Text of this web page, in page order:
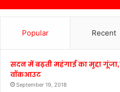
Popular Recent
सदन में बढ़ती महंगाई का मुद्दा
वॉकआउट
September 19, 2018